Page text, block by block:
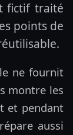
fictif traité
points de
ne fournit
montre les
et pendant
aussi